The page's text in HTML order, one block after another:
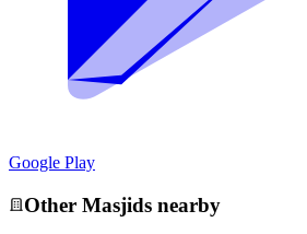
Google Play
Other Masjids nearby